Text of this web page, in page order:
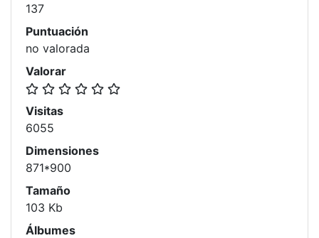
137
Puntuación
no valorada
Valorar
Visitas
6055
Dimensiones
871*900
Tamaño
103 Kb
Álbumes